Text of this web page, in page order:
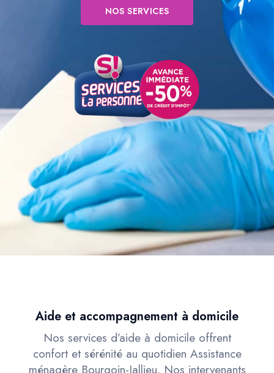
NOS SERVICES
Aide et accompagnement à domicile
Nos services d’aide à domicile offrent
confort et sérénité au quotidien Assistance
ménagère Bourgoin-Jallieu. Nos intervenants